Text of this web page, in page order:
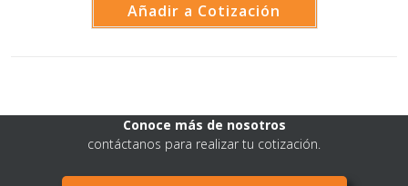
Añadir a Cotización
Conoce más de nosotros
contáctanos para realizar tu cotización.